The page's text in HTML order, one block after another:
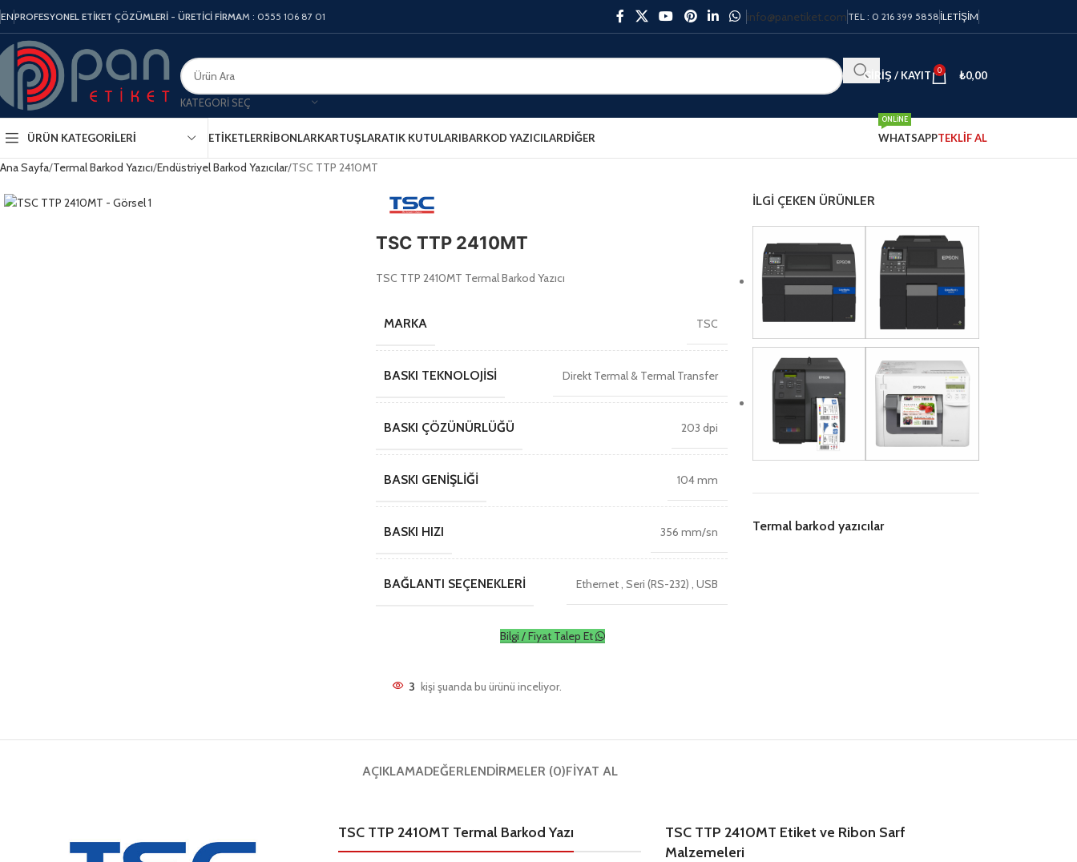
ENPROFESYONEL ETİKET ÇÖZÜMLERİ - ÜRETİCİ FİRMAM : 0555 106 87 01 info@panetiket.com TEL : 0 216 399 5858 İLETIŞIM
KATEGORI SEÇ
GIRIŞ / KAYIT 0 ₺0,00
ÜRÜN KATEGORILERI ETIKETLERRIBONLARKARTUŞLARATIK KUTULARIBARKOD YAZICILARDIĞER WHATSAPP
ONLINE
TEKLİF AL
Ana Sayfa Termal Barkod Yazıcı Endüstriyel Barkod Yazıcılar TSC TTP 2410MT
TSC TTP 2410MT
TSC TTP 2410MT Termal Barkod Yazıcı
MARKA TSC
BASKI TEKNOLOJISI Direkt Termal & Termal Transfer
BASKI ÇÖZÜNÜRLÜĞÜ 203 dpi
BASKI GENIŞLIĞI 104 mm
BASKI HIZI 356 mm/sn
BAĞLANTI SEÇENEKLERI Ethernet,Seri (RS-232) ,USB
Bilgi / Fiyat Talep Et
3 kişi şuanda bu ürünü inceliyor.
İLGI ÇEKEN ÜRÜNLER
Termal barkod yazıcılar
AÇIKLAMADEĞERLENDIRMELER (0)FIYAT AL
TSC TTP 2410MT Termal Barkod Yazı
TSC TTP 2410MT Etiket ve Ribon Sarf
Malzemeleri